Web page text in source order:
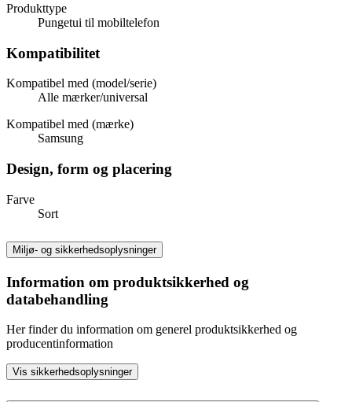
Produkttype
Pungetui til mobiltelefon
Kompatibilitet
Kompatibel med (model/serie)
Alle mærker/universal
Kompatibel med (mærke)
Samsung
Design, form og placering
Farve
Sort
Miljø- og sikkerhedsoplysninger
Information om produktsikkerhed og
databehandling
Her finder du information om generel produktsikkerhed og
producentinformation
Vis sikkerhedsoplysninger